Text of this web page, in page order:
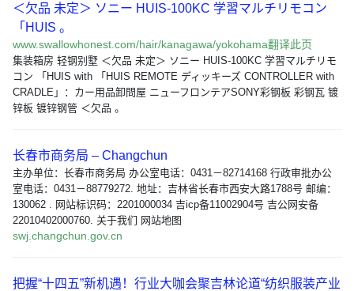
＜欠品 未定＞ ソニー HUIS-100KC 学習マルチリモコン
「HUIS 。
www.swallowhonest.com/hair/kanagawa/yokohama翻译此页
集装箱房 轻钢别墅 ＜欠品 未定＞ ソニー HUIS-100KC 学習マルチリモ
コン 「HUIS with 「HUIS REMOTE ディッキーズ CONTROLLER with
CRADLE」：カー用品卸問屋 ニューフロンテアSONY彩钢板 彩钢瓦 镀
锌板 镀锌钢管 ＜欠品 。
长春市商务局 – Changchun
主办单位：长春市商务局 办公室电话：0431－82714168 行政审批办公
室电话：0431－88779272. 地址：吉林省长春市西安大路1788号 邮编：
130062 . 网站标识码：2201000034 吉icp备11002904号 吉公网安备
22010402000760. 关于我们 网站地图
swj.changchun.gov.cn
把握“十四五”新机遇！行业大咖会聚吉林论道“纺织服装产业